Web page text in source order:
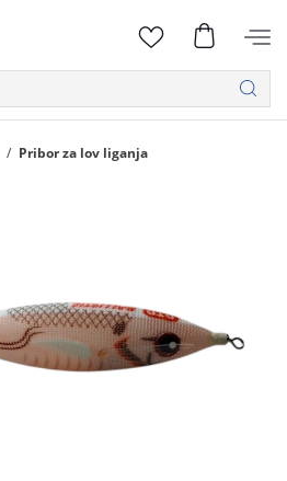
Pribor za lov liganja